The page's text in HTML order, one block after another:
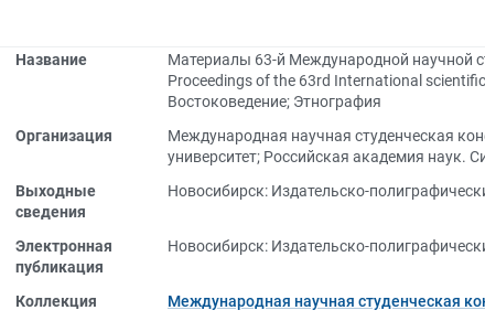
Название
Материалы 63-й Международной научной
Proceedings of the 63rd International
Востоковедение; Этнография
Организация
Международная научная студенческая
университет; Российская академия наук.
Выходные
сведения
Новосибирск: Издательско-
Электронная
публикация
Новосибирск: Издательско-
Коллекция
Международная научная студенческая